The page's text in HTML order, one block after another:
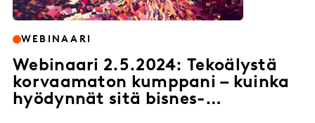
WEBINAARI
Webinaari 2.5.2024: Tekoälystä
korvaamaton kumppani – kuinka
hyödynnät sitä bisnes-